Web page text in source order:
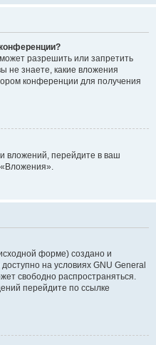
разрешить или запретить
не знаете, какие вложения
конференции для получения
вложений, перейдите в ваш
форме) создано и
на условиях GNU General
свободно распространяться.
перейдите по ссылке